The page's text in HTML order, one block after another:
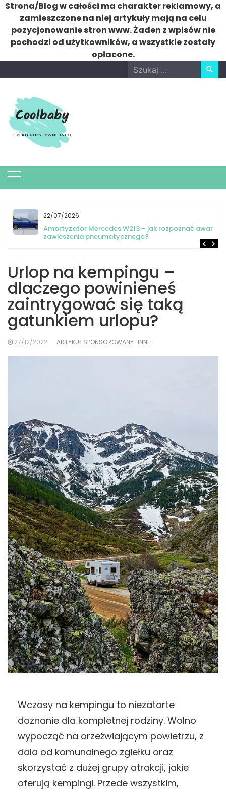
Strona/Blog w całości ma charakter reklamowy, a
zamieszczone na niej artykuły mają na celu
pozycjonowanie stron www. Żaden z wpisów nie
pochodzi od użytkowników, a wszystkie zostały
opłacone.
to
Search
for:
22/07/2026
Amortyzator Mercedes W213 – jak rozpoznać awarię
zawieszenia pneumatycznego?
Urlop na kempingu –
dlaczego powinieneś
zaintrygować się taką
gatunkiem urlopu?
27/12/2022 ARTYKUŁ SPONSOROWANY INNE
Wczasy na kempingu to niezatarte
doznanie dla kompletnej rodziny. Wolno
wypocząć na orzeźwiającym powietrzu, z
dala od komunalnego zgiełku oraz
skorzystać z dużej grupy atrakcji, jakie
oferują kempingi. Przede wszystkim,